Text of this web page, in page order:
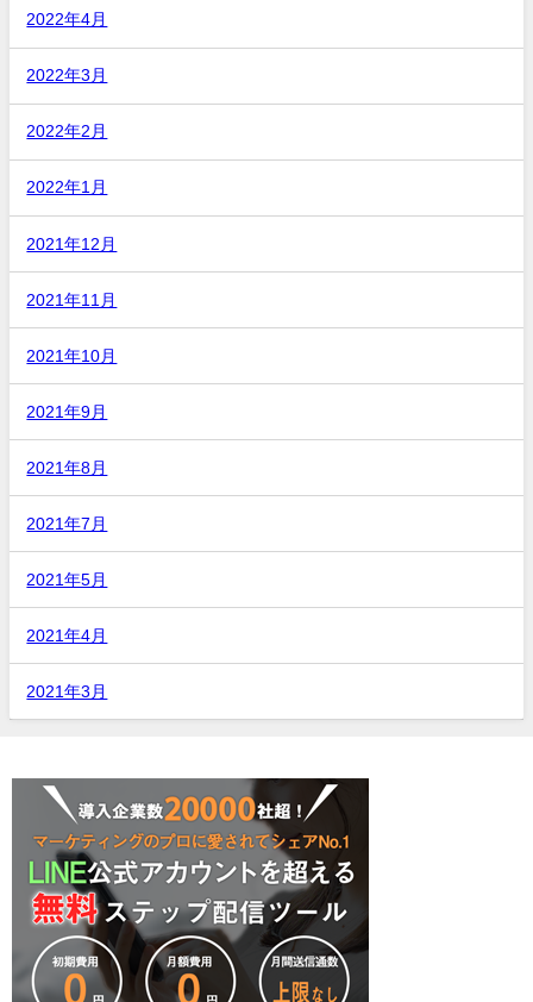
2022年4月
2022年3月
2022年2月
2022年1月
2021年12月
2021年11月
2021年10月
2021年9月
2021年8月
2021年7月
2021年5月
2021年4月
2021年3月